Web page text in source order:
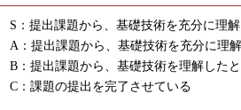
S：提出課題から、基礎技術を充分に理
A：提出課題から、基礎技術を充分に理
B：提出課題から、基礎技術を理解した
C：課題の提出を完了させている